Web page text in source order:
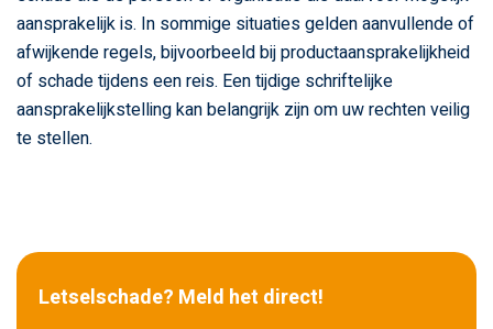
aansprakelijk is. In sommige situaties gelden aanvullende of
afwijkende regels, bijvoorbeeld bij productaansprakelijkheid
of schade tijdens een reis. Een tijdige schriftelijke
aansprakelijkstelling kan belangrijk zijn om uw rechten veilig
te stellen.
Letselschade? Meld het direct!